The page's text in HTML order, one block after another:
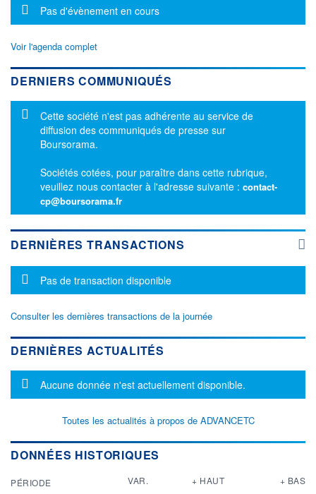
Message d'information
Pas d'évènement en cours
Voir l'agenda complet
DERNIERS COMMUNIQUÉS
Message d'information
Cette société n'est pas adhérente au service de
diffusion des communiqués de presse sur
Boursorama.
Sociétés cotées, pour paraître dans cette rubrique,
veuillez nous contacter à l'adresse suivante : contact-
cp@boursorama.fr
DERNIÈRES TRANSACTIONS
Message d'information
Pas de transaction disponible
Consulter les dernières transactions de la journée
DERNIÈRES ACTUALITÉS
Message d'information
Aucune donnée n'est actuellement disponible.
Toutes les actualités à propos de ADVANCETC
DONNÉES HISTORIQUES
PÉRIODE VAR. + HAUT + BAS